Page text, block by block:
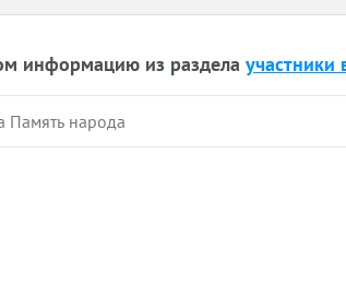
информацию из раздела участники